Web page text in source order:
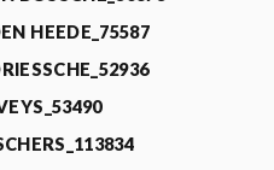
HEEDE_75587